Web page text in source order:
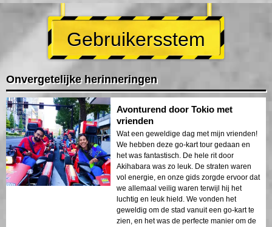
Gebruikersstem
Onvergetelijke herinneringen
Avonturend door Tokio met
vrienden
Wat een geweldige dag met mijn vrienden!
We hebben deze go-kart tour gedaan en
het was fantastisch. De hele rit door
Akihabara was zo leuk. De straten waren
vol energie, en onze gids zorgde ervoor dat
we allemaal veilig waren terwijl hij het
luchtig en leuk hield. We vonden het
geweldig om de stad vanuit een go-kart te
zien, en het was de perfecte manier om de